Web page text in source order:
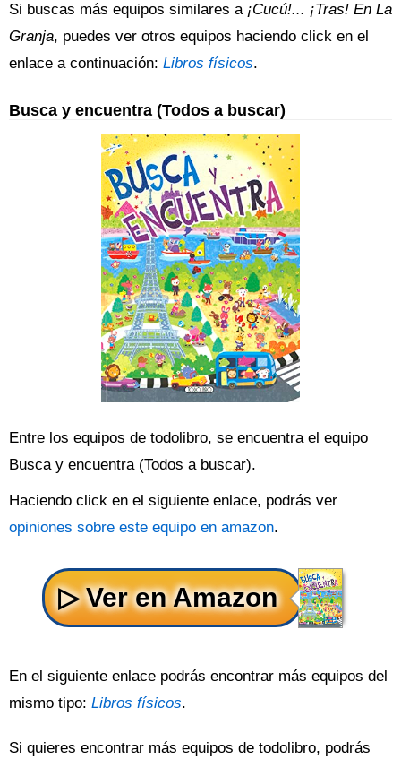
Si buscas más equipos similares a ¡Cucú!... ¡Tras! En La
Granja, puedes ver otros equipos haciendo click en el
enlace a continuación: Libros físicos.
Busca y encuentra (Todos a buscar)
Entre los equipos de todolibro, se encuentra el equipo
Busca y encuentra (Todos a buscar).
Haciendo click en el siguiente enlace, podrás ver
opiniones sobre este equipo en amazon.
En el siguiente enlace podrás encontrar más equipos del
mismo tipo: Libros físicos.
Si quieres encontrar más equipos de todolibro, podrás